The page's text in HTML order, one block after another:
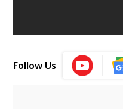
Follow Us